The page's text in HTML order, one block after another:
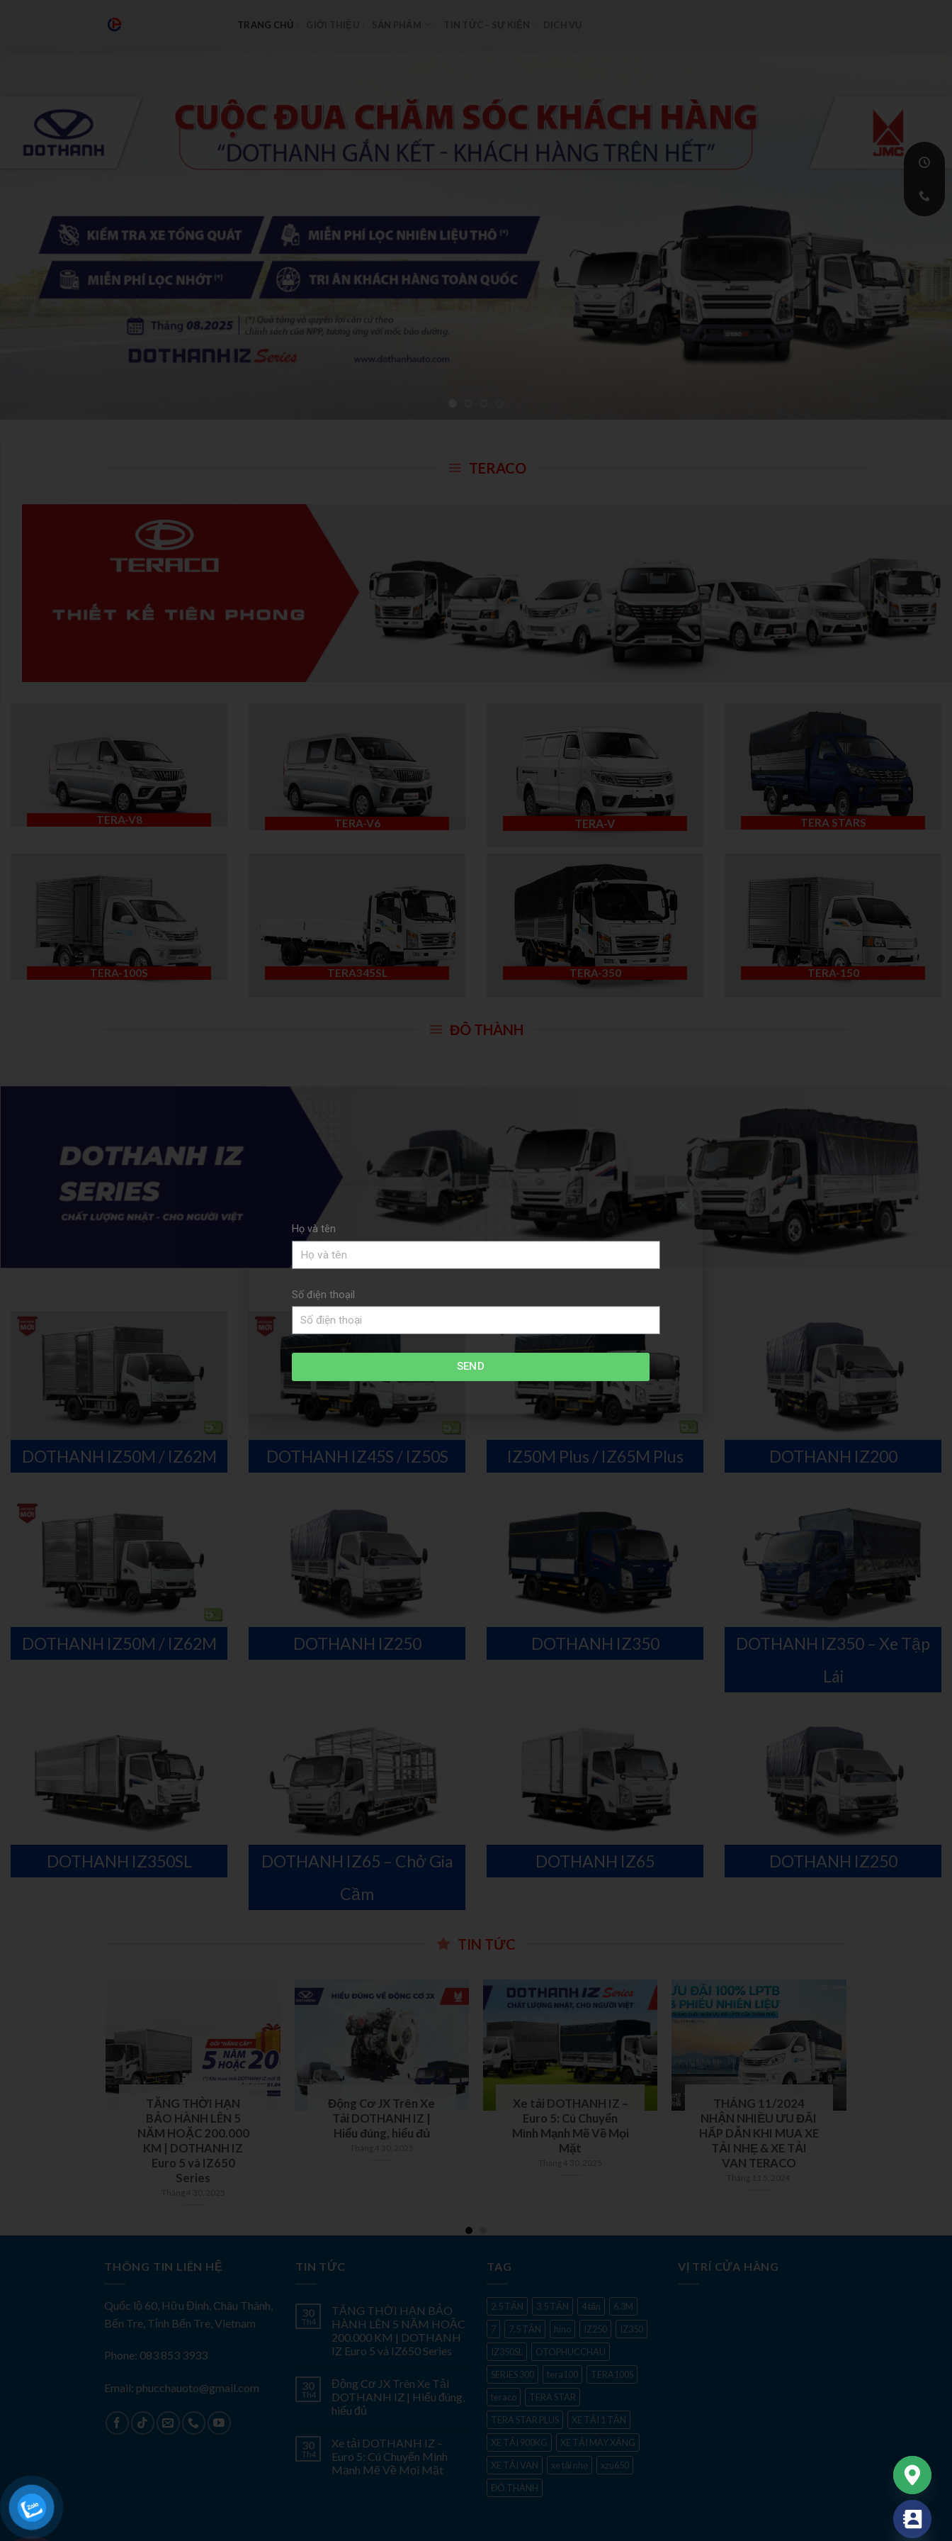
TRANG CHỦ
TERACO
TERA-V8 TERA-V6 TERA-V TERA STARS
TERA-100S TERA345SL TERA-350 TERA-150
ĐÔ THÀNH
DOTHANH IZ50M / IZ62M DOTHANH IZ45S / IZ50S IZ50M Plus / IZ65M Plus DOTHANH IZ200
DOTHANH IZ50M / IZ62M DOTHANH IZ250 DOTHANH IZ350
DOTHANH IZ350 – Xe Tập
Lái
DOTHANH IZ350SL
DOTHANH IZ65 – Chở Gia
Cầm
DOTHANH IZ65 DOTHANH IZ250
TIN TỨC
TĂNG THỜI HẠN
BẢO HÀNH LÊN 5
NĂM HOẶC 200.000
KM | DOTHANH IZ
Euro 5 và IZ650
Series
Động Cơ JX Trên Xe
Tải DOTHANH IZ |
Hiểu đúng, hiểu đủ
Xe tải DOTHANH IZ –
Euro 5: Cú Chuyển
Mình Mạnh Mẽ Về Mọi
Mặt
THÁNG 11/2024
NHẬN NHIỀU ƯU ĐÃI
HẤP DẪN KHI MUA XE
TẢI NHẸ & XE TẢI
VAN TERACO
THÔNG TIN LIÊN HỆ
Quốc lộ 60, Hữu Định, Châu Thành,
Bến Tre, Tỉnh Bến Tre, Vietnam
Phone: 083 853 3933
Email: phucchauoto@gmail.com
TIN TỨC
30
Th4
TĂNG THỜI HẠN BẢO
HÀNH LÊN 5 NĂM HOẶC
200.000 KM | DOTHANH
IZ Euro 5 và IZ650 Series
30
Th4
Động Cơ JX Trên Xe Tải
DOTHANH IZ | Hiểu đúng,
hiểu đủ
30
Th4
Xe tải DOTHANH IZ –
Euro 5: Cú Chuyển Mình
Mạnh Mẽ Về Mọi Mặt
TAG
2.5 TẤN 3.5 TẤN 4 tấn
6.3M
7
7.5 TẤN hino IZ250
IZ350
IZ350SL
OTOPHUCCHAU
SERIES 300
tera100
TERA100S
teraco
TERA STAR
TERA STAR PLUS
XE TẢI 1 TẤN
XE TẢI 900KG
XE TẢI MÁY XĂNG
XE TẢI VAN
xe tải nhẹ
xzu650
ĐÔ THÀNH
VỊ TRÍ CỬA HÀNG
HIDE
CHATY
Họ và tên
Số điện thoạil
SEND